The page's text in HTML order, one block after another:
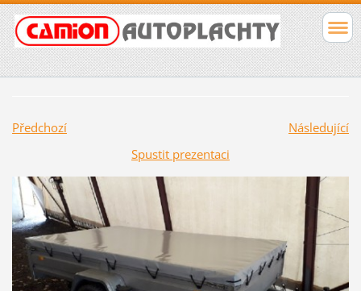
Předchozí
Následující
Spustit prezentaci